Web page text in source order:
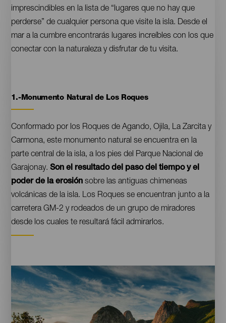
imprescindibles en la lista de “lugares que no hay que
perderse” de cualquier persona que visite la isla. Desde el
mar a la cumbre encontrarás lugares increíbles con los que
conectar con la naturaleza y disfrutar de tu visita.
Contenido
1.-Monumento Natural de Los Roques
Conformado por los Roques de Agando, Ojila, La Zarcita y
Carmona, este monumento natural se encuentra en la
parte central de la isla, a los pies del Parque Nacional de
Garajonay.Son el resultado del paso del tiempo y el
poder de la erosiónsobre las antiguas chimeneas
volcánicas de la isla. Los Roques se encuentran junto a la
carretera GM-2 y rodeados de un grupo de miradores
desde los cuales te resultará fácil admirarlos.
Imágenes